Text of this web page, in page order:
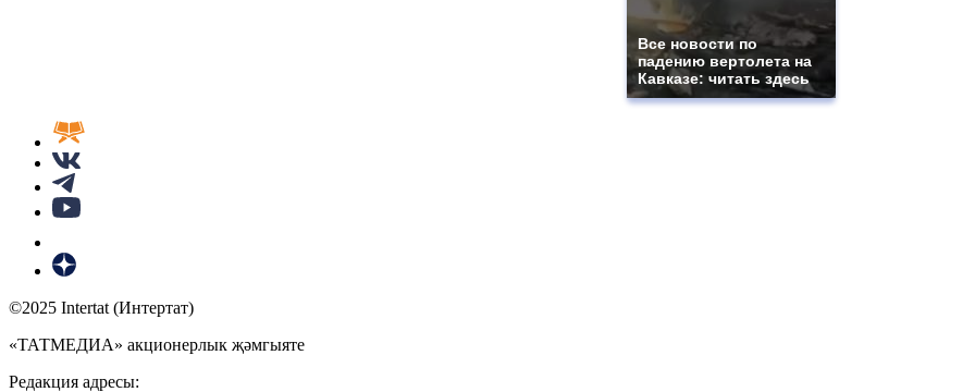
Все новости по
падению вертолета на
Кавказе: читать здесь
©2025 Intertat (Интертат)
«ТАТМЕДИА» акционерлык җәмгыяте
Редакция адресы: